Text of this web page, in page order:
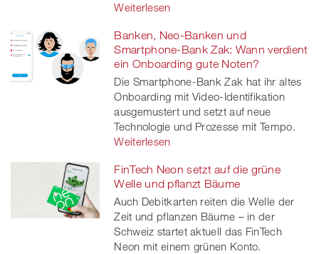
Weiterlesen
Banken, Neo-Banken und
Smartphone-Bank Zak: Wann verdient
ein Onboarding gute Noten?
Die Smartphone-Bank Zak hat ihr altes
Onboarding mit Video-Identifikation
ausgemustert und setzt auf neue
Technologie und Prozesse mit Tempo.
Weiterlesen
FinTech Neon setzt auf die grüne
Welle und pflanzt Bäume
Auch Debitkarten reiten die Welle der
Zeit und pflanzen Bäume – in der
Schweiz startet aktuell das FinTech
Neon mit einem grünen Konto.